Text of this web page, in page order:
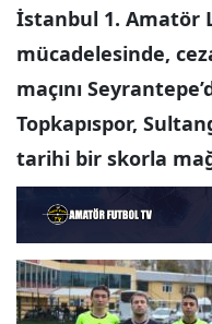
İstanbul 1. Amatör
mücadelesinde,
maçını
Topkapıspor,
tarihi bir skorla